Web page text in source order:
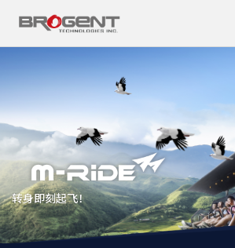
转身即刻起飞！